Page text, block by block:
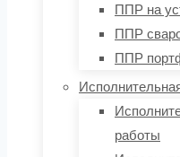
ППР на
ППР
ППР
работы